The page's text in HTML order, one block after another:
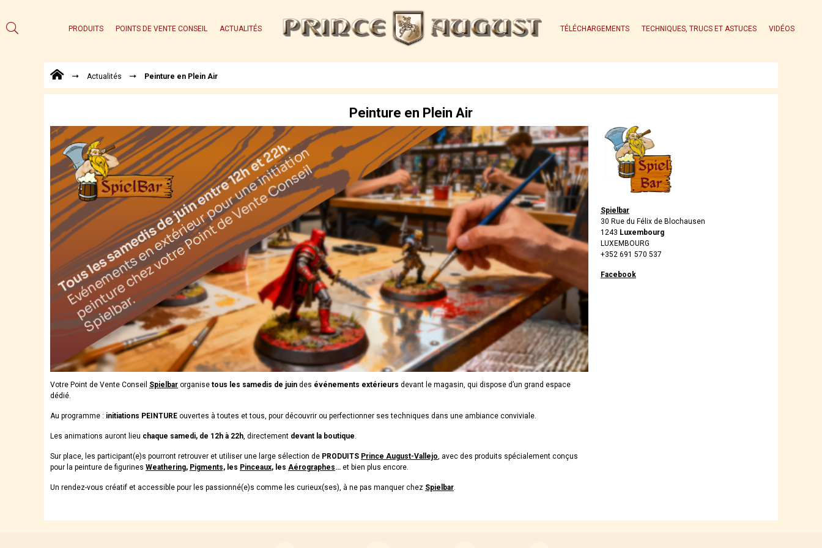
PRODUITS POINTS DE VENTE CONSEIL ACTUALITÉS TÉLÉCHARGEMENTS TECHNIQUES, TRUCS ET ASTUCES VIDÉOS
Actualités Peinture en Plein Air
Peinture en Plein Air
Votre Point de Vente Conseil Spielbar organise tous les samedis de juin des événements extérieurs devant le magasin, qui dispose d’un grand espace
dédié.
Au programme : initiations PEINTURE ouvertes à toutes et tous, pour découvrir ou perfectionner ses techniques dans une ambiance conviviale.
Les animations auront lieu chaque samedi, de 12h à 22h , directement devant la boutique
Sur place, les participant(e)s pourront retrouver et utiliser une large sélection de PRODUITS Prince August-Vallejo , avec des produits spécialement conçus
pour la peinture de figurines Weathering, Pigments, les Pinceaux, les Aérographes… et bien plus encore.
Un rendez-vous créatif et accessible pour les passionné(e)s comme les curieux(ses), à ne pas manquer chez Spielbar
Spielbar
30 Rue du Félix de Blochausen
1243 Luxembourg
LUXEMBOURG
+352 691 570 537
Facebook